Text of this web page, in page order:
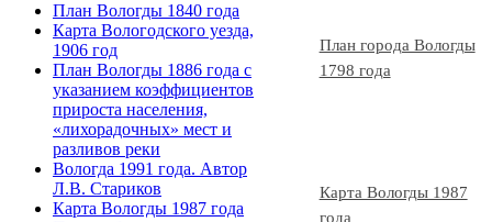
План города Вологды
1798 года
Карта Вологды 1987
года
План Вологды 1840 года
Карта Вологодского уезда,
1906 год
План Вологды 1886 года с
указанием коэффициентов
прироста населения,
«лихорадочных» мест и
разливов реки
Вологда 1991 года. Автор
Л.В. Стариков
Карта Вологды 1987 года